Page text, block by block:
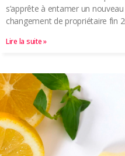
s’apprête à entamer un
changement de propriétaire fin
Lire la suite »